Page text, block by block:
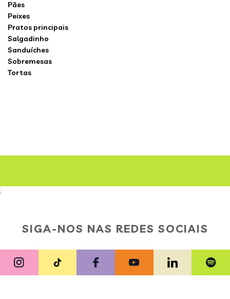
Pães
Peixes
Pratos principais
Salgadinho
Sanduíches
Sobremesas
Tortas
;
SIGA-NOS NAS REDES SOCIAIS